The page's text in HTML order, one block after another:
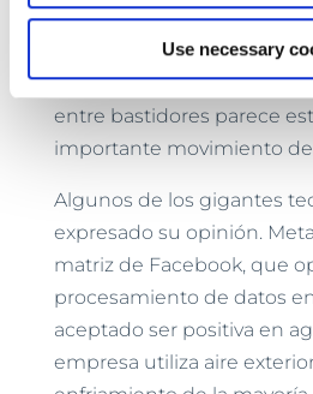
Use necessary
sobre la marcha, al
silencio sobre los planes
agua ya que aún no son
entre bastidores parece
importante movimiento
Algunos de los gigantes
expresado su opinión.
matriz de Facebook, que
procesamiento de datos
aceptado ser positiva en
empresa utiliza aire exterior